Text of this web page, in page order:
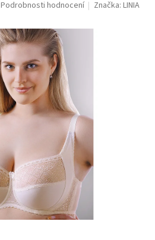
Podrobnosti hodnocení Značka:LINIA